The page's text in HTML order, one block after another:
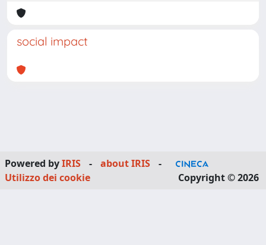
social impact
Powered byIRIS - about IRIS
-
Utilizzo dei cookie
Copyright © 2026